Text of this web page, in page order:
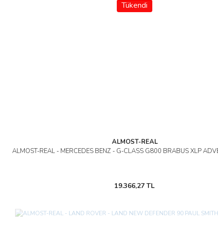
Tükendi
ALMOST-REAL
ALMOST-REAL - MERCEDES BENZ - G-CLASS G800 BRABUS XLP
19.366,27 TL